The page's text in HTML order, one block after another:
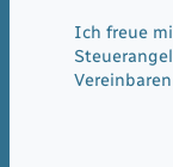
Ich freue